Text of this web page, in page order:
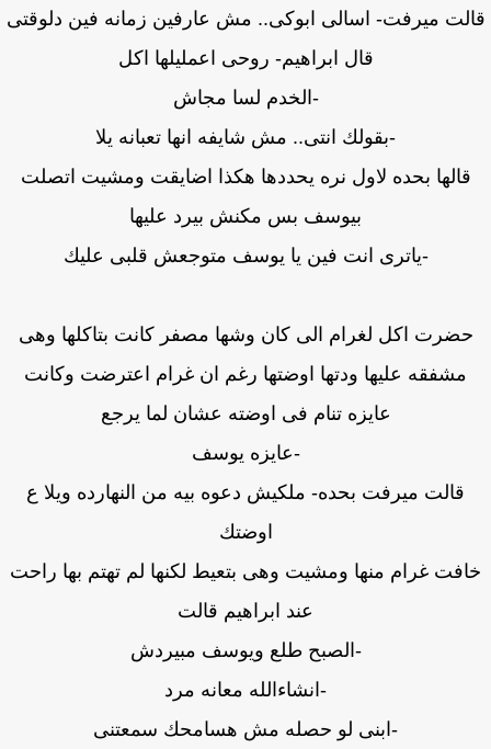
ميرفت- اسالى ابوكى.. مش عارفين زمانه فين دلوقتى
قال ابراهيم- روحى اعمليلها اكل
-الخدم لسا مجاش
-بقولك انتى.. مش شايفه انها تعبانه يلا
قالها بحده لاول نره يحددها هكذا اضايقت ومشيت اتصلت
بيوسف بس مكنش بيرد عليها
-ياترى انت فين يا يوسف متوجعش قلبى عليك
اكل لغرام الى كان وشها مصفر كانت بتاكلها وهى
مشفقه عليها ودتها اوضتها رغم ان غرام اعترضت وكانت
عايزه تنام فى اوضته عشان لما يرجع
-عايزه يوسف
قالت ميرفت بحده- ملكيش دعوه بيه من النهارده ويلا ع
اوضتك
غرام منها ومشيت وهى بتعيط لكنها لم تهتم بها راحت
عند ابراهيم قالت
-الصبح طلع ويوسف مبيردش
-انشاءالله معانه مرد
-ابنى لو حصله مش هسامحك سمعتنى